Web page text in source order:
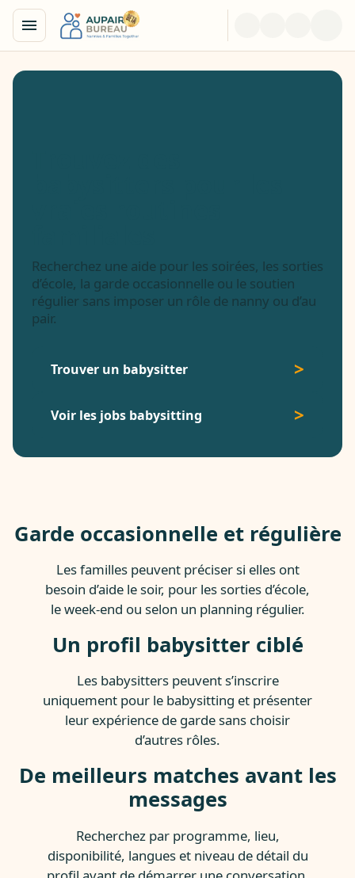
Recherchez une aide pour les soirées, les sorties
d’école, la garde occasionnelle ou le soutien
régulier sans imposer un rôle de nanny ou d’au
pair.
Trouver un babysitter
Voir les jobs babysitting
Garde occasionnelle et régulière
Les familles peuvent préciser si elles ont
besoin d’aide le soir, pour les sorties d’école,
le week-end ou selon un planning régulier.
Un profil babysitter ciblé
Les babysitters peuvent s’inscrire
uniquement pour le babysitting et présenter
leur expérience de garde sans choisir
d’autres rôles.
De meilleurs matches avant les
messages
Recherchez par programme, lieu,
disponibilité, langues et niveau de détail du